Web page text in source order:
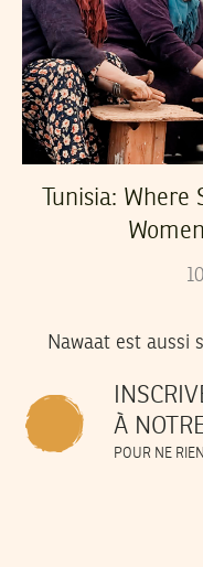
Tunisia:
10
Nawaat est aussi
À
POUR NE